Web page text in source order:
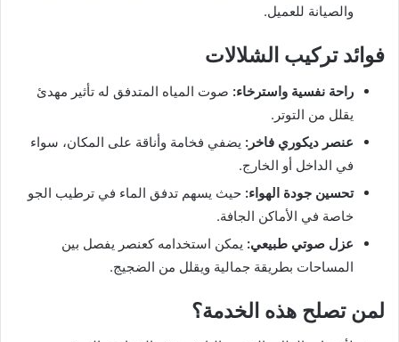
والصيانة للعميل.
فوائد تركيب الشلالات
راحة نفسية واسترخاء: صوت المياه المتدفق له تأثير مهدئ
يقلل من التوتر.
عنصر ديكوري فاخر: يضفي فخامة وأناقة على المكان، سواء
في الداخل أو الخارج.
تحسين جودة الهواء: حيث يسهم تدفق الماء في ترطيب الجو
خاصة في الأماكن الجافة.
عزل صوتي طبيعي: يمكن استخدامه كعنصر يفصل بين
المساحات بطريقة جمالية ويقلل من الضجيج.
لمن تصلح هذه الخدمة؟